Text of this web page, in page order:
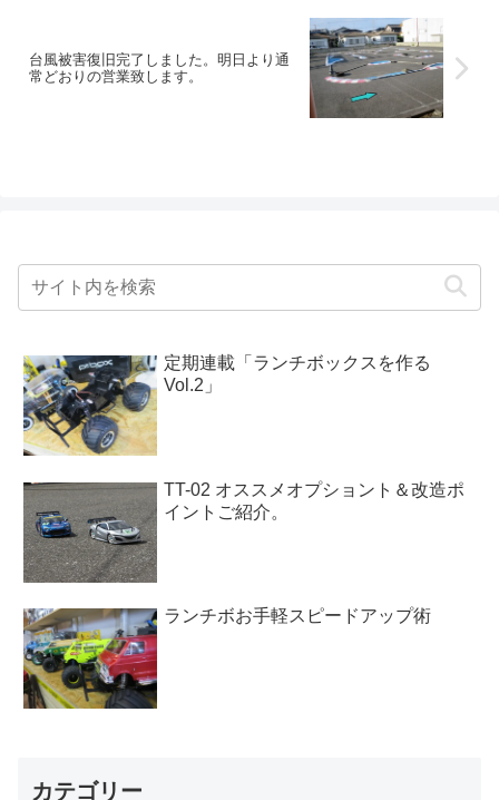
台風被害復旧完了しました。明日より通
常どおりの営業致します。
定期連載「ランチボックスを作る
Vol.2」
TT-02 オススメオプショント＆改造ポ
イントご紹介。
ランチボお手軽スピードアップ術
カテゴリー